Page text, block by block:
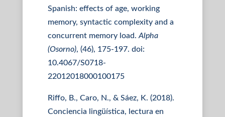
Spanish: effects of age, working
memory, syntactic complexity and a
concurrent memory load.Alpha
(Osorno), (46), 175-197. doi:
10.4067/S0718-
22012018000100175
Riffo, B., Caro, N., & Sáez, K. (2018).
Conciencia lingüística, lectura en